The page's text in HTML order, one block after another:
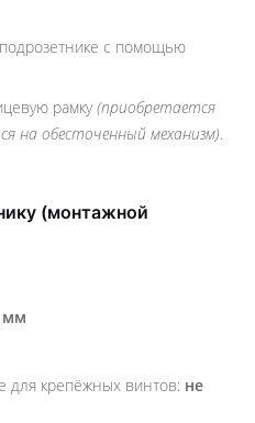
с помощью
рамку(приобретается
на обесточенный механизм).
(монтажной
мм
для крепёжных винтов: не